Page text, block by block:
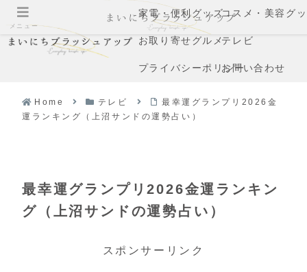
家電・便利グッズコスメ・美容グ
お取り寄せグルメテレビ
プライバシーポリシーお問い合わせ
Home テレビ
最幸運グランプリ2026金
運ランキング（上沼サンドの運勢占い）
最幸運グランプリ2026金運ランキン
グ（上沼サンドの運勢占い）
スポンサーリンク
メニュー